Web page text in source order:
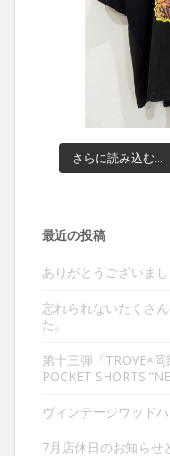
さらに読み込む...
最近の投稿
ありがとうございまし
忘れられないたくさ
た。
第十三弾『TROVE×
POCKET SHORTS
ヴィンテージウッド
7月店休日のお知らせ